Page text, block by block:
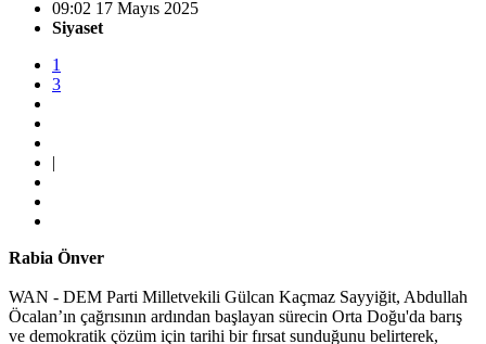
09:02 17 Mayıs 2025
Siyaset
1
3
|
Rabia Önver
WAN - DEM Parti Milletvekili Gülcan Kaçmaz Sayyiğit, Abdullah
Öcalan’ın çağrısının ardından başlayan sürecin Orta Doğu'da barış
ve demokratik çözüm için tarihi bir fırsat sunduğunu belirterek,